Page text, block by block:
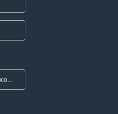
Правила и политика конф.